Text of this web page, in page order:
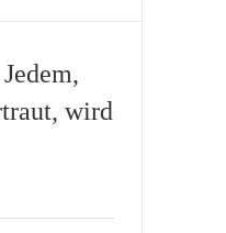
wird